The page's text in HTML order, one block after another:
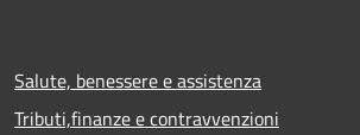
Salute, benessere e assistenza
Tributi,finanze e contravvenzioni